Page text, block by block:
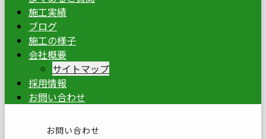
施工実績
ブログ
施工の様子
会社概要
サイトマップ
採用情報
お問い合わせ
お問い合わせ